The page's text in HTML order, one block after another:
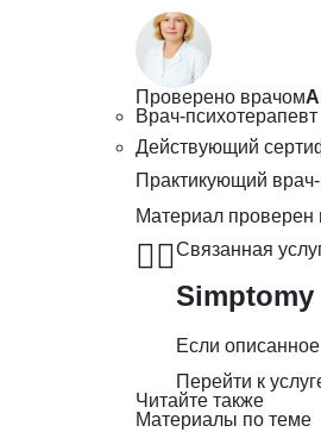
Проверено врачом
Врач-психотерапевт
Действующий
Практикующий
Материал проверен
👨‍⚕️Связанная
Simptomy
Если
Перейти к
Читайте также
Материалы по теме